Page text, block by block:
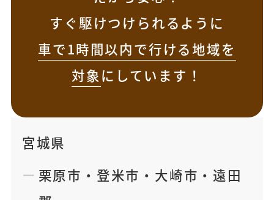
すぐ駆けつけられるように
車で1時間以内で行ける地域を
対象にしています！
宮城県
栗原市 ・ 登米市 ・ 大崎市 ・ 遠田